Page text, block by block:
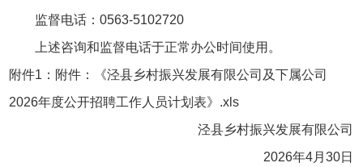
监督电话：0563-5102720
上述咨询和监督电话于正常办公时间使用。
附件1：附件：《泾县乡村振兴发展有限公司及下属公司
2026年度公开招聘工作人员计划表》.xls
泾县乡村振兴发展有限公司
2026年4月30日